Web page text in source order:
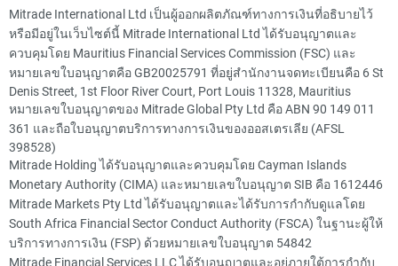
Mitrade International Ltd เป็นผู้ออกผลิตภัณฑ์ทางการเงินที่อธิบายไว้
หรือมีอยู่ในเว็บไซต์นี้ Mitrade International Ltd ได้รับอนุญาตและ
ควบคุมโดย Mauritius Financial Services Commission (FSC) และ
หมายเลขใบอนุญาตคือ GB20025791 ที่อยู่สำนักงานจดทะเบียนคือ 6 St
Denis Street, 1st Floor River Court, Port Louis 11328, Mauritius
หมายเลขใบอนุญาตของ Mitrade Global Pty Ltd คือ ABN 90 149 011
361 และถือใบอนุญาตบริการทางการเงินของออสเตรเลีย (AFSL
398528)
Mitrade Holding ได้รับอนุญาตและควบคุมโดย Cayman Islands
Monetary Authority (CIMA) และหมายเลขใบอนุญาต SIB คือ 1612446
Mitrade Markets Pty Ltd ได้รับอนุญาตและได้รับการกำกับดูแลโดย
South Africa Financial Sector Conduct Authority (FSCA) ในฐานะผู้ให้
บริการทางการเงิน (FSP) ด้วยหมายเลขใบอนุญาต 54842
Mitrade Financial Services LLC ได้รับอนุญาตและอยู่ภายใต้การกำกับ